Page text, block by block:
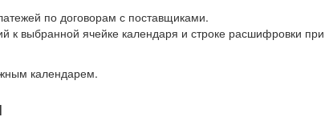
по договорам с поставщиками.
к выбранной ячейке календаря и строке расшифровки при
календарем.